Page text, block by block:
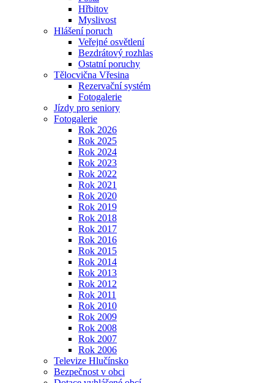
Hřbitov
Myslivost
Hlášení poruch
Veřejné osvětlení
Bezdrátový rozhlas
Ostatní poruchy
Tělocvična Vřesina
Rezervační systém
Fotogalerie
Jízdy pro seniory
Fotogalerie
Rok 2026
Rok 2025
Rok 2024
Rok 2023
Rok 2022
Rok 2021
Rok 2020
Rok 2019
Rok 2018
Rok 2017
Rok 2016
Rok 2015
Rok 2014
Rok 2013
Rok 2012
Rok 2011
Rok 2010
Rok 2009
Rok 2008
Rok 2007
Rok 2006
Televize Hlučínsko
Bezpečnost v obci